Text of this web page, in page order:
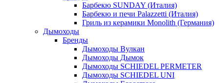
Барбекю SUNDAY (Италия)
Барбекю и печи Palazzetti (Италия)
Гриль из керамики Monolith (Германия)
Дымоходы
Бренды
Дымоходы Вулкан
Дымоходы Дымок
Дымоходы SCHIEDEL PERMETER
Дымоходы SCHIEDEL UNI